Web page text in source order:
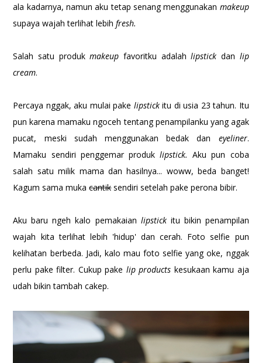
ala kadarnya, namun aku tetap senang menggunakan makeup
supaya wajah terlihat lebihfresh.
Salah satu produkmakeupfavoritku adalahlipstick dan lip
cream.
Percaya nggak, aku mulai pake lipstickitu di usia 23 tahun. Itu
pun karena mamaku ngoceh tentang penampilanku yang agak
pucat, meski sudah menggunakan bedak dan eyeliner.
Mamaku sendiri penggemar produklipstick.Aku pun coba
salah satu milik mama dan hasilnya... woww, beda banget!
Kagum sama mukacantiksendiri setelah pake perona bibir.
Aku baru ngeh kalo pemakaian lipstick itu bikin penampilan
wajah kita terlihat lebih 'hidup' dan cerah. Foto selfie pun
kelihatan berbeda. Jadi, kalo mau foto selfie yang oke, nggak
perlu pake filter. Cukup pake lip products kesukaan kamu aja
udah bikin tambah cakep.